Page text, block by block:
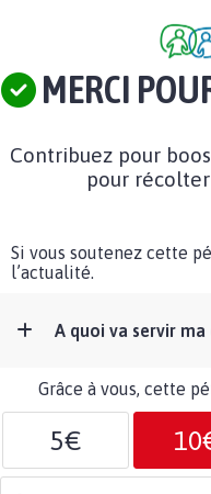
MERCI
Contribuez pour
pour
Si vous soutenez cette
l’actualité.
A quoi va servir
Grâce à vous, cette
5€